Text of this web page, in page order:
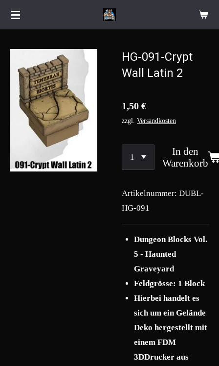
Zum
HG-091-Crypt
Wall Latin 2
1,50 €
zzgl. Versandkosten
In den
Warenkorb
Artikelnummer: DUBL-
HG-091
Dungeon Blocks Vol.
5 - Haunted
Graveyard
Feldgrösse: 1 Block
Hierbei handelt es
sich um ein Gelände
Deko hergestellt mit
einem FDM
3DDrucker aus